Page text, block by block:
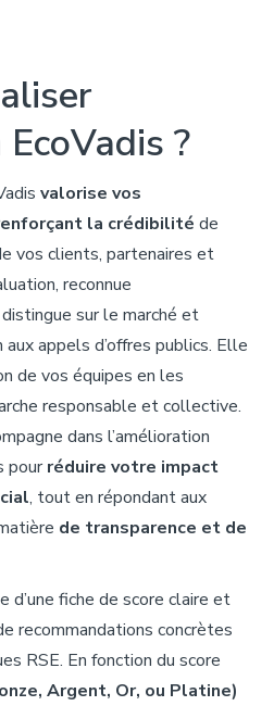
EcoVadis ?
valorise vos
la crédibilité de
vos clients, partenaires et
reconnue
sur le marché et
appels d’offres publics. Elle
de vos équipes en les
responsable et collective.
dans l’amélioration
pourréduire votre impact
, tout en répondant aux
de transparence et de
fiche de score claire et
recommandations concrètes
RSE. En fonction du score
Argent, Or, ou Platine)